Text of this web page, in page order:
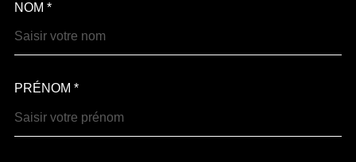
NOM *
PRÉNOM *